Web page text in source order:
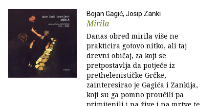
Bojan Gagić, Josip Zanki
Mirila
Danas obred mirila više ne
prakticira gotovo nitko, ali taj
drevni običaj, za koji se
pretpostavlja da potječe iz
prethelenističke Grčke,
zainteresirao je Gagića i Zankija,
koji su ga pomno proučili pa